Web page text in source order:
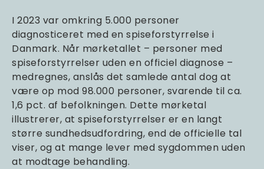
I 2023 var omkring 5.000 personer
diagnosticeret med en spiseforstyrrelse i
Danmark. Når mørketallet – personer med
spiseforstyrrelser uden en officiel diagnose –
medregnes, anslås det samlede antal dog at
være op mod 98.000 personer, svarende til ca.
1,6 pct. af befolkningen. Dette mørketal
illustrerer, at spiseforstyrrelser er en langt
større sundhedsudfordring, end de officielle tal
viser, og at mange lever med sygdommen uden
at modtage behandling.